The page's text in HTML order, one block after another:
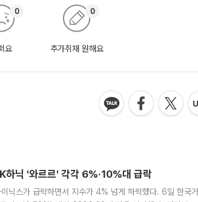
요
0
추가취재 원해요
0
닉 '와르르' 각각 6%·10%대 급락
닉스가 급락하면서 지수가 4% 넘게 하락했다. 6일 한국거